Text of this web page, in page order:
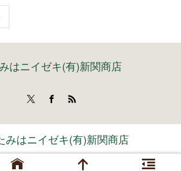
はニイゼキ(有)新関商店
みはニイゼキ(有)新関商店